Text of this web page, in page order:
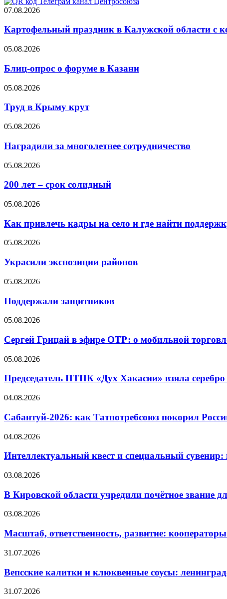
07.08.2026
Картофельный праздник в Калужской области с
05.08.2026
Блиц-опрос о форуме в Казани
05.08.2026
Труд в Крыму крут
05.08.2026
Наградили за многолетнее сотрудничество
05.08.2026
200 лет – срок солидный
05.08.2026
Как привлечь кадры на село и где найти
05.08.2026
Украсили экспозиции районов
05.08.2026
Поддержали защитников
05.08.2026
Сергей Грицай в эфире ОТР: о мобильной
05.08.2026
Председатель ПТПК «Дух Хакасии» взяла
04.08.2026
Сабантуй-2026: как Татпотребсоюз покорил
04.08.2026
Интеллектуальный квест и специальный
03.08.2026
В Кировской области учредили почётное звание
03.08.2026
Масштаб, ответственность, развитие:
31.07.2026
Вепсские калитки и клюквенные соусы:
31.07.2026